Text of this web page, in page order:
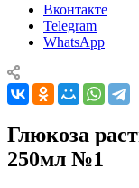
Вконтакте
Telegram
WhatsApp
Глюкоза
250мл №1